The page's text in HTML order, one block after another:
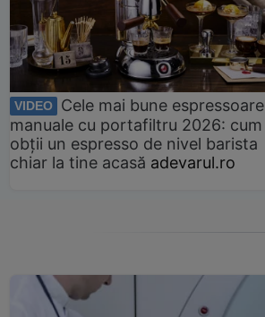
VIDEO
Cele mai bune espressoare
manuale cu portafiltru 2026: cum
obții un espresso de nivel barista
chiar la tine acasă adevarul.ro